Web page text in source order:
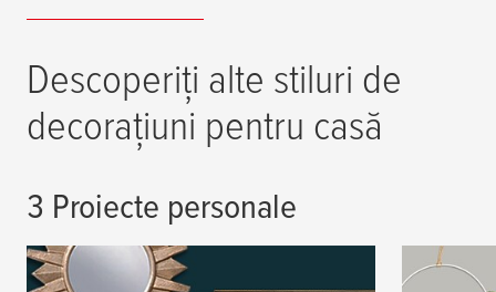
Descoperiți alte stiluri de
decorațiuni pentru casă
3 Proiecte personale